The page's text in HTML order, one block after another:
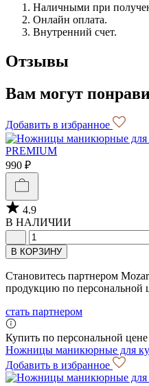
Наличными при
Онлайн оплата.
Внутренний счет.
Отзывы
Вам могут
Добавить в избранное
PREMIUM
990 ₽
4.9
В НАЛИЧИИ
В КОРЗИНУ
Становитесь партнером
продукцию по персональной
стать партнером
Купить по персональной цене
Ножницы маникюрные для
Добавить в избранное